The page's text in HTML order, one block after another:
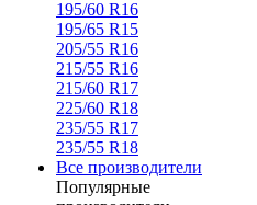
195/60 R16
195/65 R15
205/55 R16
215/55 R16
215/60 R17
225/60 R18
235/55 R17
235/55 R18
Все производители
Популярные